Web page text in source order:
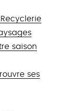
saison
ses